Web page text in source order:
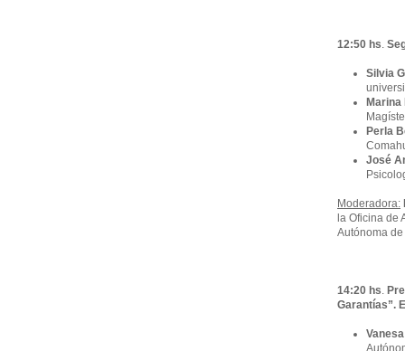
12:50 hs.
Silvia
Marina
Perla
José
Moderadora:
la Oficina de
Autónoma
14:20 hs.
Garantías”.